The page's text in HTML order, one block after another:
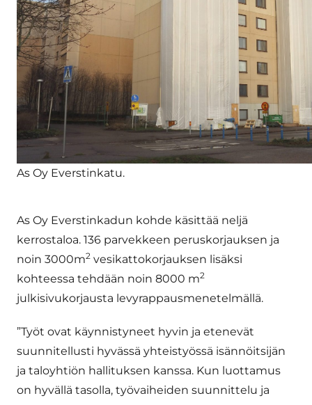
As Oy Everstinkatu.
As Oy Everstinkadun kohde käsittää neljä
kerrostaloa. 136 parvekkeen peruskorjauksen ja
noin 3000m2 vesikattokorjauksen lisäksi
kohteessa tehdään noin 8000 m2
julkisivukorjausta levyrappausmenetelmällä.
”Työt ovat käynnistyneet hyvin ja etenevät
suunnitellusti hyvässä yhteistyössä isännöitsijän
ja taloyhtiön hallituksen kanssa. Kun luottamus
on hyvällä tasolla, työvaiheiden suunnittelu ja